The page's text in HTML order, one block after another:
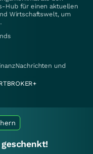
Hub für einen aktuellen
Wirtschaftswelt, um
und